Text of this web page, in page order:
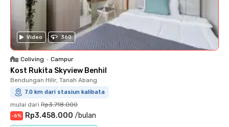
Video 360
Coliving • Campur
Kost Rukita Skyview Benhil
Bendungan Hilir, Tanah Abang
7.0 km dari stasiun kalibata
mulai dari Rp3.718.000
-6% Rp3.458.000 /bulan